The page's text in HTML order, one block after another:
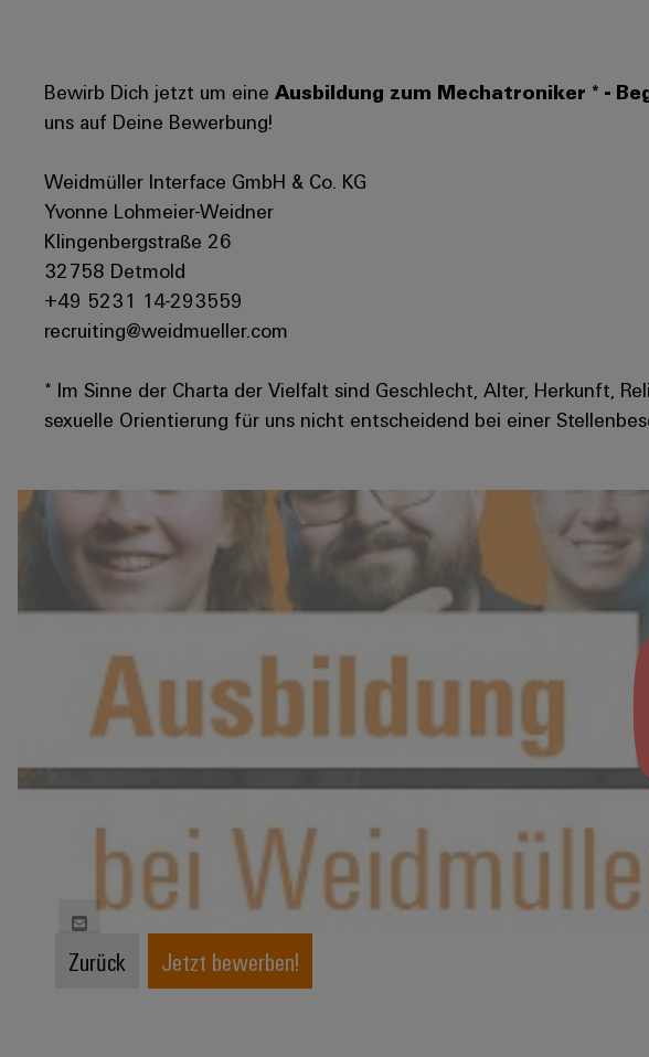
Bewirb Dich jetzt um eine Ausbildung zum Mechatroniker * -
uns auf Deine Bewerbung!
Weidmüller Interface GmbH & Co. KG
Yvonne Lohmeier-Weidner
Klingenbergstraße 26
32758 Detmold
+49 5231 14-293559
recruiting@weidmueller.com
* Im Sinne der Charta der Vielfalt sind Geschlecht, Alter, Herkunft,
sexuelle Orientierung für uns nicht entscheidend bei einer
Zurück Jetzt bewerben!